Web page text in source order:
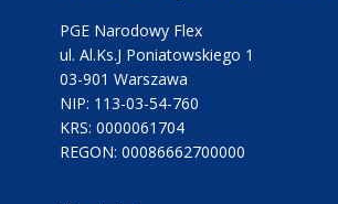
PGE Narodowy Flex
ul. Al.Ks.J Poniatowskiego 1
03-901 Warszawa
NIP: 113-03-54-760
KRS: 0000061704
REGON: 00086662700000